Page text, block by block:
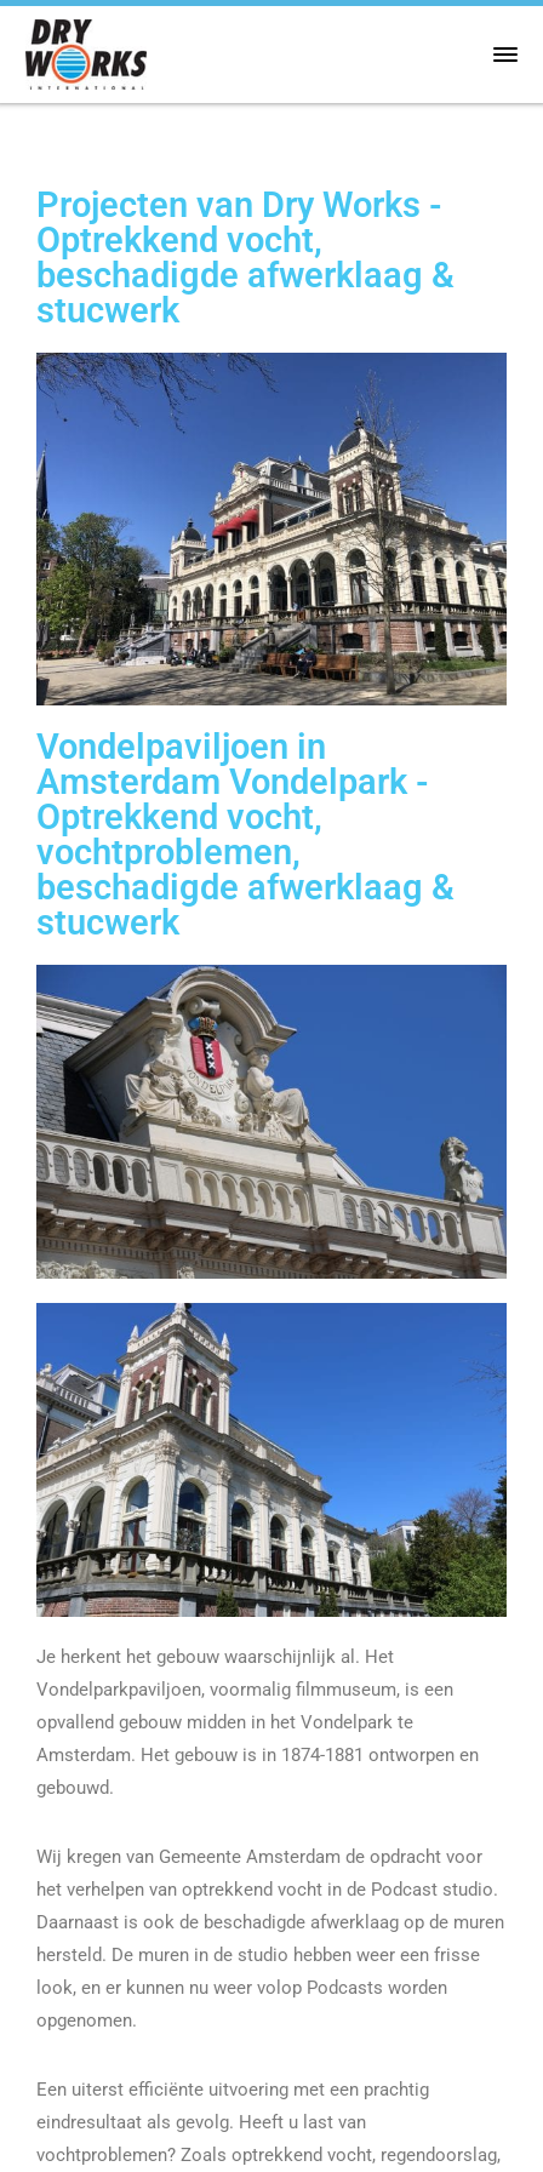
Projecten van Dry Works -
Optrekkend vocht,
beschadigde afwerklaag &
stucwerk
Vondelpaviljoen in
Amsterdam Vondelpark -
Optrekkend vocht,
vochtproblemen,
beschadigde afwerklaag &
stucwerk
Je herkent het gebouw waarschijnlijk al. Het
Vondelparkpaviljoen, voormalig filmmuseum, is een
opvallend gebouw midden in het Vondelpark te
Amsterdam. Het gebouw is in 1874-1881 ontworpen en
gebouwd.
Wij kregen van Gemeente Amsterdam de opdracht voor
het verhelpen van optrekkend vocht in de Podcast studio.
Daarnaast is ook de beschadigde afwerklaag op de muren
hersteld. De muren in de studio hebben weer een frisse
look, en er kunnen nu weer volop Podcasts worden
opgenomen.
Een uiterst efficiënte uitvoering met een prachtig
eindresultaat als gevolg. Heeft u last van
vochtproblemen? Zoals optrekkend vocht, regendoorslag,